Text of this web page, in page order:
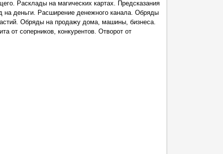
Расклады на магических картах. Предсказания
на деньги. Расширение денежного канала. Обряды
Обряды на продажу дома, машины, бизнеса.
от соперников, конкурентов. Отворот от